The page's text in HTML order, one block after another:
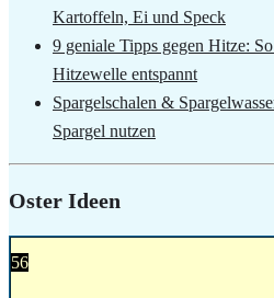
Kartoffeln, Ei und Speck
9 geniale Tipps gegen Hitze:
Hitzewelle entspannt
Spargelschalen &
Spargel nutzen
Oster Ideen
56